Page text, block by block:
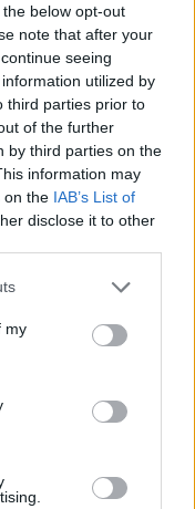
below opt-out
note that after your
seeing
utilized by
third parties prior to
of the further
by third parties on the
information may
on the IAB’s List of
disclose it to other
my
for Spain|Esim